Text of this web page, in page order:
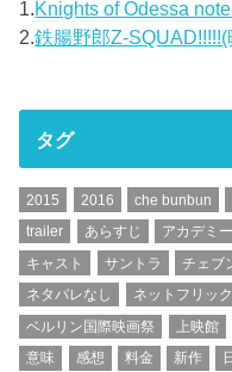
1.Knights of Odessa
2.鉄腸野郎Z-
タグ
2015 2016 che bunbun
trailer
あらすじ アカデミ
キャスト
サントラ チェブ
ネタバレなし
ネットフリッ
ベルリン国際映画祭
上映館
意味
感想 料金 新作